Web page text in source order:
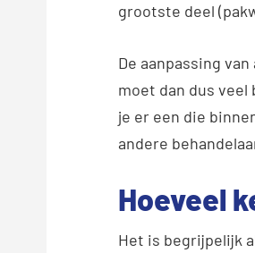
grootste deel
De aanpassing
moet dan dus veel
je er een die
andere
Hoeveel
Het is begrijpelijk